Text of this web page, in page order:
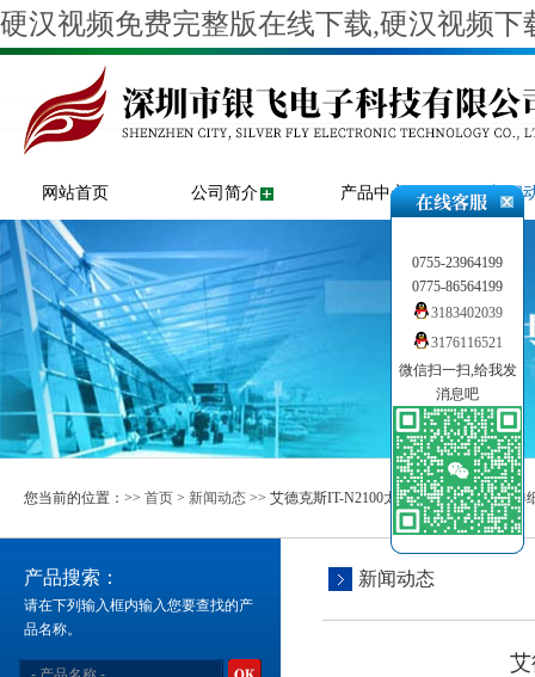
硬汉视频免费完整版在线下载,硬汉视频
网站首页 公司简介 产品中心 新闻
您当前的位置：>> 首页 > 新闻动态 >> 艾德克斯IT-N2100太阳能阵列模拟器的详
产品搜索：
请在下列输入框内输入您要查找的产
品名称。
新闻动态
0755-23964199
0775-86564199
3183402039
3176116521
微信扫一扫,给我发
消息吧